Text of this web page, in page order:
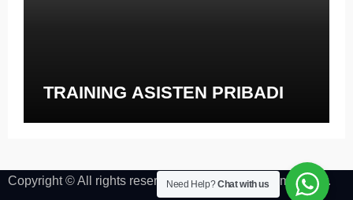
TRAINING ASISTEN PRIBADI
Copyright © All rights reserved|NewsperbyThemeansar .
Need Help?Chat with us